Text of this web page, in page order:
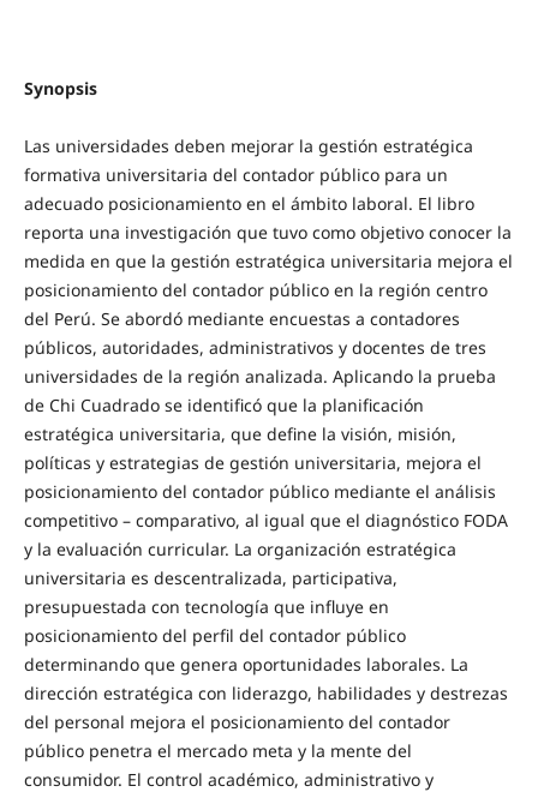
Synopsis
Las universidades deben mejorar la gestión estratégica
formativa universitaria del contador público para un
adecuado posicionamiento en el ámbito laboral. El libro
reporta una investigación que tuvo como objetivo conocer la
medida en que la gestión estratégica universitaria mejora el
posicionamiento del contador público en la región centro
del Perú. Se abordó mediante encuestas a contadores
públicos, autoridades, administrativos y docentes de tres
universidades de la región analizada. Aplicando la prueba
de Chi Cuadrado se identificó que la planificación
estratégica universitaria, que define la visión, misión,
políticas y estrategias de gestión universitaria, mejora el
posicionamiento del contador público mediante el análisis
competitivo – comparativo, al igual que el diagnóstico FODA
y la evaluación curricular. La organización estratégica
universitaria es descentralizada, participativa,
presupuestada con tecnología que influye en
posicionamiento del perfil del contador público
determinando que genera oportunidades laborales. La
dirección estratégica con liderazgo, habilidades y destrezas
del personal mejora el posicionamiento del contador
público penetra el mercado meta y la mente del
consumidor. El control académico, administrativo y